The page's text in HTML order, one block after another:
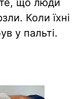
те, що люди
Коли їхні
у пальті.